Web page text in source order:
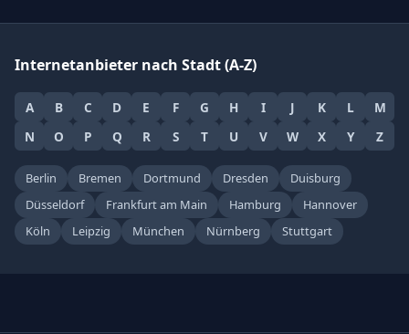
Internetanbieter nach Stadt (A-Z)
A B C D E F G H I J K L
M
N
O P Q R S T U V W X Y Z
Berlin Bremen Dortmund Dresden
Duisburg
Düsseldorf
Frankfurt am Main Hamburg
Hannover
Köln
Leipzig München Nürnberg Stuttgart